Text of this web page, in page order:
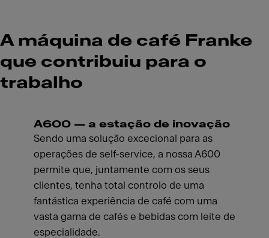
A máquina de café Franke
que contribuiu para o
trabalho
A600 — a estação de inovação
Sendo uma solução excecional para as
operações de self-service, a nossa A600
permite que, juntamente com os seus
clientes, tenha total controlo de uma
fantástica experiência de café com uma
vasta gama de cafés e bebidas com leite de
especialidade.